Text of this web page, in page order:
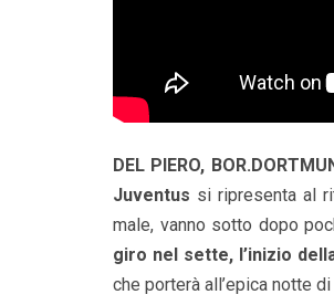
DEL PIERO,
Juventus si ripresenta al
male, vanno sotto dopo
giro nel sette, l’inizio
che porterà all’epica notte di